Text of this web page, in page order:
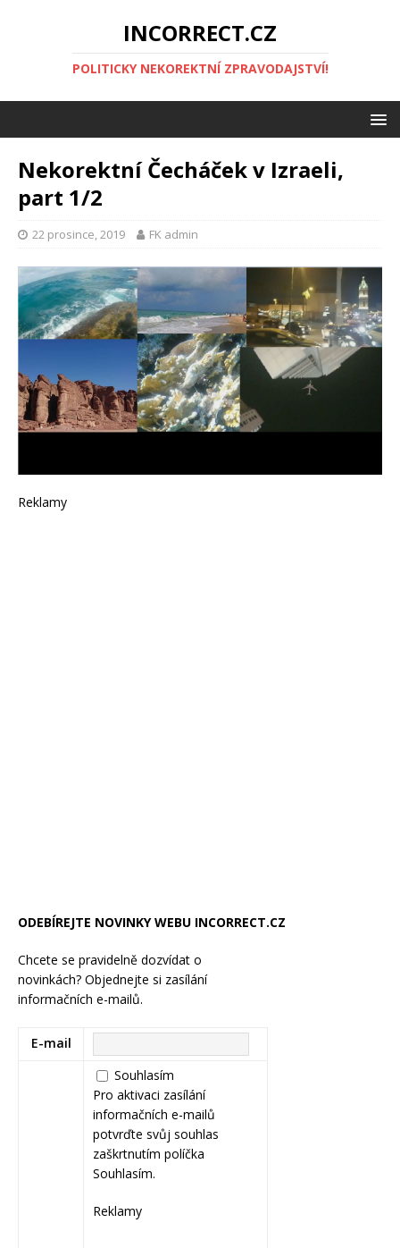
INCORRECT.CZ
POLITICKY NEKOREKTNÍ ZPRAVODAJSTVÍ!
Nekorektní Čecháček v Izraeli,
part 1/2
22 prosince, 2019 FK admin
Reklamy
ODEBÍREJTE NOVINKY WEBU INCORRECT.CZ
Chcete se pravidelně dozvídat o
novinkách? Objednejte si zasílání
informačních e-mailů.
E-mail
Souhlasím
Pro aktivaci zasílání
informačních e-mailů
potvrďte svůj souhlas
zaškrtnutím políčka
Souhlasím.
Reklamy